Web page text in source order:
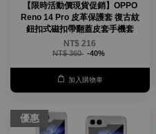
【限時活動價現貨促銷】OPPO
Reno 14 Pro 皮革保護套 復古紋
鈕扣式磁扣帶翻蓋皮套手機套
NT$ 216
NT$ 360 -40%
加入購物車
優惠